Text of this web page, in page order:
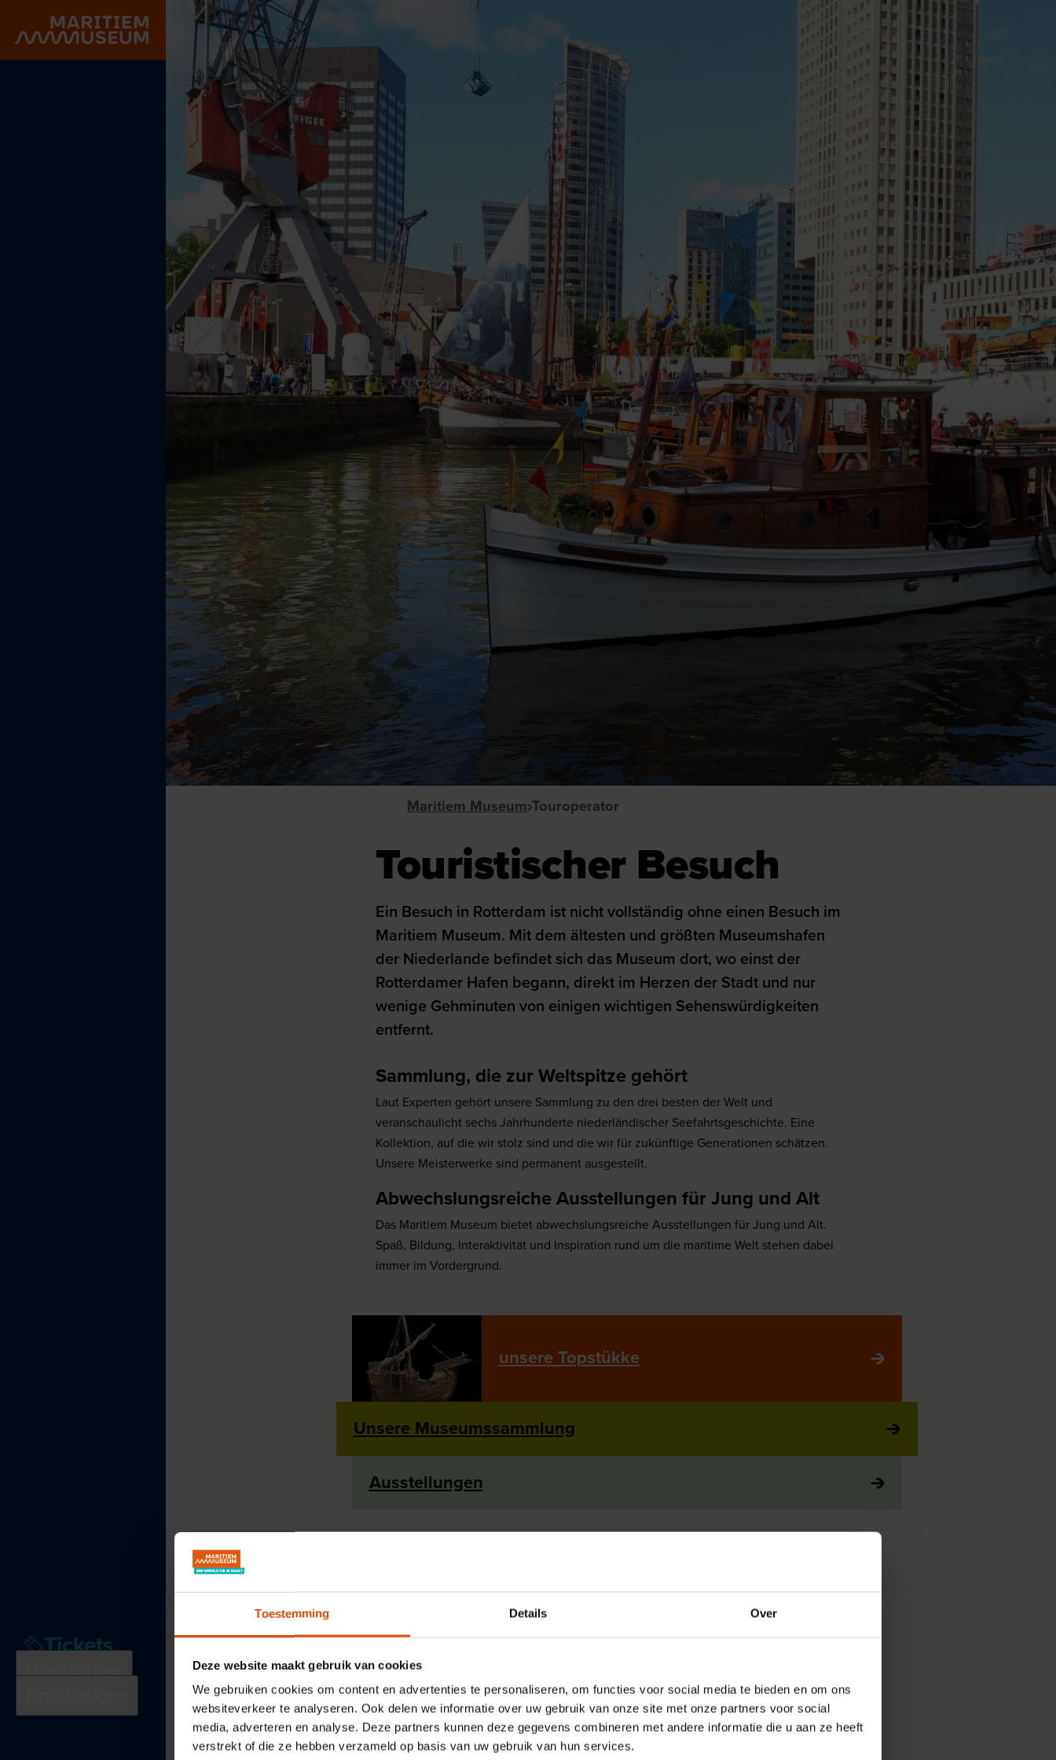
Toestemming Details Over
Deze website maakt gebruik van cookies
We gebruiken cookies om content en advertenties te personaliseren, om functies voor social media te bieden en om ons
websiteverkeer te analyseren. Ook delen we informatie over uw gebruik van onze site met onze partners voor social
media, adverteren en analyse. Deze partners kunnen deze gegevens combineren met andere informatie die u aan ze heeft
verstrekt of die ze hebben verzameld op basis van uw gebruik van hun services.
Gehe zum Hauptinhalt
Tickets
Besuche
Maritiem Museum Touroperator
Touristischer Besuch
Ein Besuch in Rotterdam ist nicht vollständig ohne einen Besuch im
Maritiem Museum. Mit dem ältesten und größten Museumshafen
der Niederlande befindet sich das Museum dort, wo einst der
Rotterdamer Hafen begann, direkt im Herzen der Stadt und nur
wenige Gehminuten von einigen wichtigen Sehenswürdigkeiten
entfernt.
Sammlung, die zur Weltspitze gehört
Laut Experten gehört unsere Sammlung zu den drei besten der Welt und
veranschaulicht sechs Jahrhunderte niederländischer Seefahrtsgeschichte. Eine
Kollektion, auf die wir stolz sind und die wir für zukünftige Generationen schätzen.
Unsere Meisterwerke sind permanent ausgestellt.
Abwechslungsreiche Ausstellungen für Jung und Alt
Das Maritiem Museum bietet abwechslungsreiche Ausstellungen für Jung und Alt.
Spaß, Bildung, Interaktivität und Inspiration rund um die maritime Welt stehen dabei
immer im Vordergrund.
unsere Topstükke
Unsere Museumssammlung
Ausstellungen
Museumsschiffe und Kräne. Während der Sommeröffnung von Anfang April bis
Segel werden gehisst und die Dampflok fährt. Wir empfangen regelmäßig einzigartige
Schiffe als Gäste auf Zeit am Steg, die Crew zeigt Ihnen gerne das Schiff. Möchten Sie
die Stadthäfen des Maritime District entdecken? Steigen Sie dann für eine 45-
minütige Kreuzfahrt in unseren elektrischen Wasserbus.